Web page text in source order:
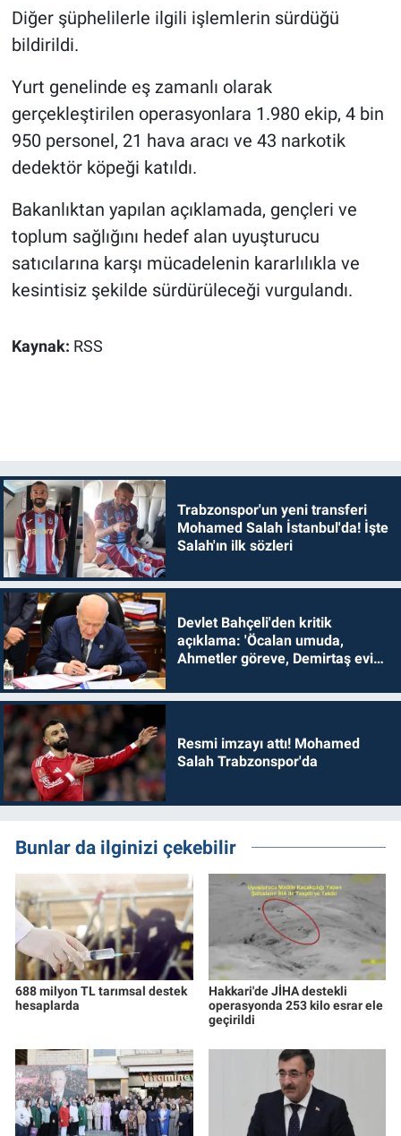
Diğer şüphelilerle ilgili işlemlerin sürdüğü
bildirildi.
Yurt genelinde eş zamanlı olarak
gerçekleştirilen operasyonlara 1.980 ekip, 4 bin
950 personel, 21 hava aracı ve 43 narkotik
dedektör köpeği katıldı.
Bakanlıktan yapılan açıklamada, gençleri ve
toplum sağlığını hedef alan uyuşturucu
satıcılarına karşı mücadelenin kararlılıkla ve
kesintisiz şekilde sürdürüleceği vurgulandı.
Kaynak: RSS
Trabzonspor'un yeni transferi
Mohamed Salah İstanbul'da! İşte
Salah'ın ilk sözleri
Devlet Bahçeli'den kritik
açıklama: 'Öcalan umuda,
Ahmetler göreve, Demirtaş evine
Resmi imzayı attı! Mohamed
Salah Trabzonspor'da
Bunlar da ilginizi çekebilir
688 milyon TL tarımsal destek
hesaplarda
Hakkari'de JİHA destekli
operasyonda 253 kilo esrar ele
geçirildi